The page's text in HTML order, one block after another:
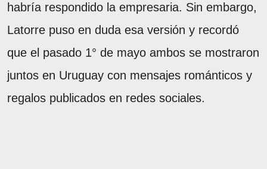
habría respondido la empresaria. Sin embargo,
Latorre puso en duda esa versión y recordó
que el pasado 1° de mayo ambos se mostraron
juntos en Uruguay con mensajes románticos y
regalos publicados en redes sociales.